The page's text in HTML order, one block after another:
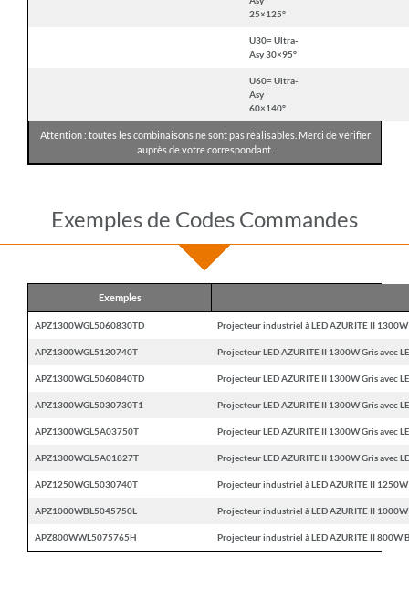
25×125°
U30= Ultra-
Asy 30×95°
U60= Ultra-
Asy
60×140°
Attention : toutes les combinaisons ne sont pas réalisables. Merci de vérifier
auprès de votre correspondant.
Exemples de Codes Commandes
Exemples
APZ1300WGL5060830TD Projecteur industriel à LED AZURITE II
APZ1300WGL5120740T Projecteur LED AZURITE II 1300W Gris avec
APZ1300WGL5060840TD Projecteur LED AZURITE II 1300W Gris avec
APZ1300WGL5030730T1 Projecteur LED AZURITE II 1300W Gris avec
APZ1300WGL5A03750T Projecteur LED AZURITE II 1300W Gris avec
APZ1300WGL5A01827T Projecteur LED AZURITE II 1300W Gris avec
APZ1250WGL5030740T Projecteur industriel à LED AZURITE II
APZ1000WBL5045750L Projecteur industriel à LED AZURITE II
APZ800WWL5075765H Projecteur industriel à LED AZURITE II 800W